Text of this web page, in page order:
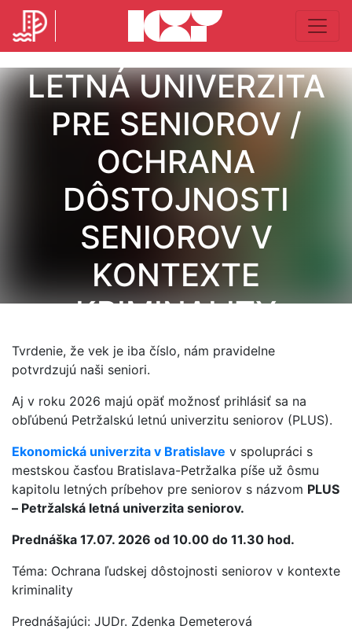
LETNÁ UNIVERZITA
PRE SENIOROV /
OCHRANA
DÔSTOJNOSTI
SENIOROV V
KONTEXTE
KRIMINALITY
Tvrdenie, že vek je iba číslo, nám pravidelne
potvrdzujú naši seniori.
Aj v roku 2026 majú opäť možnosť prihlásiť sa na
obľúbenú Petržalskú letnú univerzitu seniorov (PLUS).
Ekonomická univerzita v Bratislave v spolupráci s
mestskou časťou Bratislava-Petržalka píše už ôsmu
kapitolu letných príbehov pre seniorov s názvom PLUS
– Petržalská letná univerzita seniorov.
Prednáška 17.07. 2026 od 10.00 do 11.30 hod.
Téma: Ochrana ľudskej dôstojnosti seniorov v kontexte
kriminality
Prednášajúci: JUDr. Zdenka Demeterová